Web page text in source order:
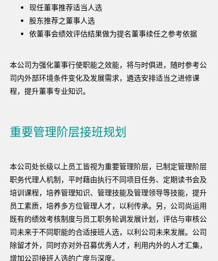
现任董事推荐适当人选
股东推荐之董事人选
依董事会绩效评估结果做为提名董事续任之参考依据
本公司为强化董事行使职能之效能，将与时俱进，随时参考公
司内外部环境条件变化及发展需求，遴选安排适当之进修课
程，提升董事专业知识。
重要管理阶层接班规划
本公司处长级以上员工皆视为重要管理阶层，已制定管理阶层
职务代理人机制，平时藉由执行不同项目任务、定期读书会及
培训课程，培养管理知识、管理技能及管理领导等技能，提升
员工素质，培养多方位管理人才，以利传承。另，公司尚运用
既有的绩效考核制度与员工职务轮调发展计划，评估与审核公
司未来于不同职能的合适接班人选，以利公司未来发展。公司
除留才外，同时亦对外召募优秀人才，利用内外的人才汇集，
增加公司接班人选的广度与深度。